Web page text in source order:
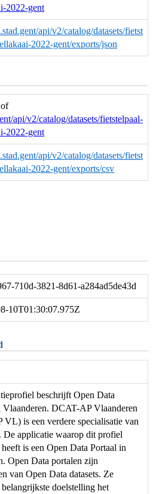
2022-gent
api/v2/catalog/datasets/fietst
2022-gent/exports/json
api/v2/catalog/datasets/fietstelpaal-
2022-gent
api/v2/catalog/datasets/fietst
2022-gent/exports/csv
710d-3821-8d61-a284ad5de43d
10T01:30:07.975Z
beschrijft Open Data
Vlaanderen. DCAT-AP Vlaanderen
is een verdere specialisatie van
De applicatie waarop dit profiel
is een Open Data Portaal in
Open Data portalen zijn
van Open Data datasets. Ze
belangrijkste doelstelling het